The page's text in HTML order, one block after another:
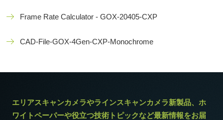
Frame Rate Calculator - GOX-20405-CXP
CAD-File-GOX-4Gen-CXP-Monochrome
エリアスキャンカメラやラインスキャンカメラ新製品、ホ
ワイトペーパーや役立つ技術トピックなど最新情報をお届